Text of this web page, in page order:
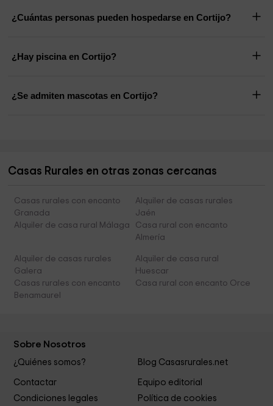
¿Cuántas personas pueden hospedarse en Cortijo?
¿Hay piscina en Cortijo?
¿Se admiten mascotas en Cortijo?
Casas Rurales en otras zonas cercanas
Casas rurales con encanto
Granada
Alquiler de casas rurales
Jaén
Alquiler de casa rural Málaga
Casa rural con encanto
Almería
Alquiler de casas rurales
Galera
Alquiler de casa rural
Huescar
Casas rurales con encanto
Benamaurel
Casa rural con encanto Orce
Sobre Nosotros
¿Quiénes somos? Blog Casasrurales.net
Contactar
Equipo editorial
Condiciones legales
Política de cookies